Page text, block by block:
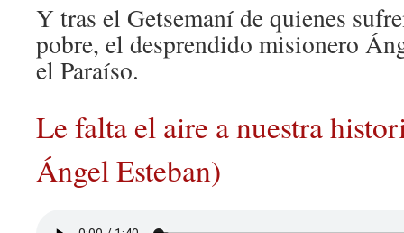
Y tras el Getsemaní de quienes
pobre, el desprendido misionero
el Paraíso.
Le falta el aire a nuestra
Ángel Esteban)